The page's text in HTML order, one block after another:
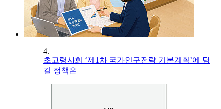
4.
초고령사회 ‘제1차 국가인구전략 기본계획’에 담
길 정책은